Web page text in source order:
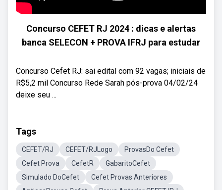
Concurso CEFET RJ 2024 : dicas e alertas
banca SELECON + PROVA IFRJ para estudar
Concurso Cefet RJ: sai edital com 92 vagas; iniciais de
R$5,2 mil Concurso Rede Sarah pós-prova 04/02/24
deixe seu ...
Tags
CEFET/RJ CEFET/RJLogo
ProvasDo Cefet
Cefet Prova
CefetR
GabaritoCefet
Simulado DoCefet
Cefet Provas Anteriores